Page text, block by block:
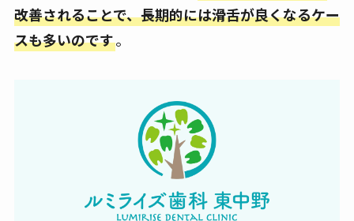
改善されることで、長期的には滑舌が良くなるケー
スも多いのです。